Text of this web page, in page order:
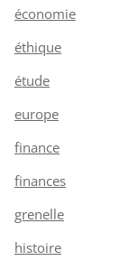
économie
éthique
étude
europe
finance
finances
grenelle
histoire